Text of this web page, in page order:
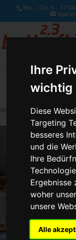
Ihre
wichtig
Diese
Targeting
besseres
und die
Ihre
Ergebnisse
woher
unsere
Alle
Mo. - Do. 9 - 17
von Schmetterling